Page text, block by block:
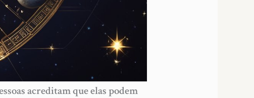
acreditam que elas podem